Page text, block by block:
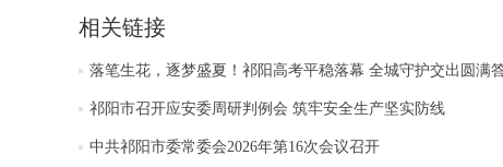
相关链接
落笔生花，逐梦盛夏！祁阳高考平稳落幕 全城守护交出圆满
祁阳市召开应安委周研判例会 筑牢安全生产坚实防线
中共祁阳市委常委会2026年第16次会议召开